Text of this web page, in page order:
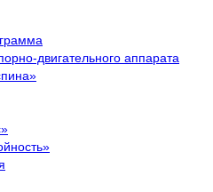
двигательного аппарата